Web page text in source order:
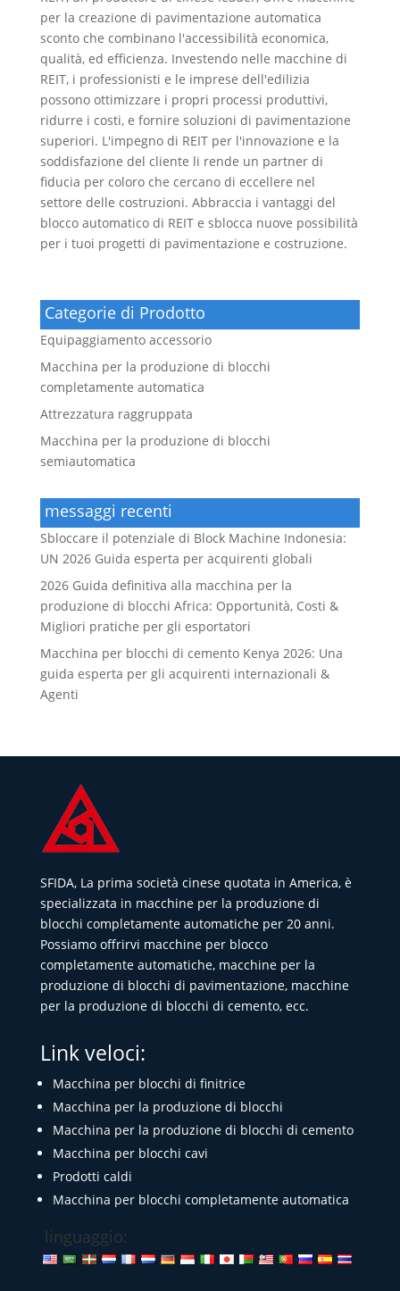
per la creazione di pavimentazione automatica
sconto che combinano l'accessibilità economica,
qualità, ed efficienza. Investendo nelle macchine di
REIT, i professionisti e le imprese dell'edilizia
possono ottimizzare i propri processi produttivi,
ridurre i costi, e fornire soluzioni di pavimentazione
superiori. L'impegno di REIT per l'innovazione e la
soddisfazione del cliente li rende un partner di
fiducia per coloro che cercano di eccellere nel
settore delle costruzioni. Abbraccia i vantaggi del
blocco automatico di REIT e sblocca nuove possibilità
per i tuoi progetti di pavimentazione e costruzione.
Categorie di Prodotto
Equipaggiamento accessorio
Macchina per la produzione di blocchi
completamente automatica
Attrezzatura raggruppata
Macchina per la produzione di blocchi
semiautomatica
messaggi recenti
Sbloccare il potenziale di Block Machine Indonesia:
UN 2026 Guida esperta per acquirenti globali
2026 Guida definitiva alla macchina per la
produzione di blocchi Africa: Opportunità, Costi &
Migliori pratiche per gli esportatori
Macchina per blocchi di cemento Kenya 2026: Una
guida esperta per gli acquirenti internazionali &
Agenti
SFIDA, La prima società cinese quotata in America, è
specializzata in macchine per la produzione di
blocchi completamente automatiche per 20 anni.
Possiamo offrirvi macchine per blocco
completamente automatiche, macchine per la
produzione di blocchi di pavimentazione, macchine
per la produzione di blocchi di cemento, ecc.
Link veloci:
Macchina per blocchi di finitrice
Macchina per la produzione di blocchi
Macchina per la produzione di blocchi di cemento
Macchina per blocchi cavi
Prodotti caldi
Macchina per blocchi completamente automatica
linguaggio: